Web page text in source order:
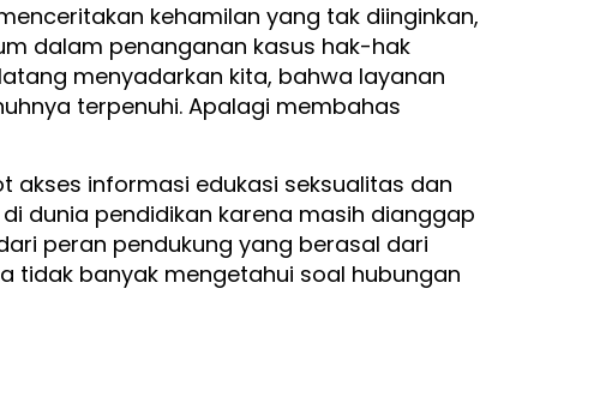
kehamilan yang tak diinginkan,
dalam penanganan kasus hak-hak
menyadarkan kita, bahwa layanan
terpenuhi. Apalagi membahas
akses informasi edukasi seksualitas dan
dunia pendidikan karena masih dianggap
peran pendukung yang berasal dari
tidak banyak mengetahui soal hubungan